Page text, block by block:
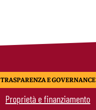
TRASPARENZA E GOVERNANCE
Proprietà e finanziamento